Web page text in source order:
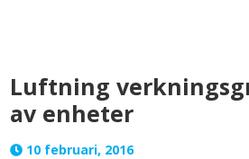
Luftning
av enheter
10 februari, 2016